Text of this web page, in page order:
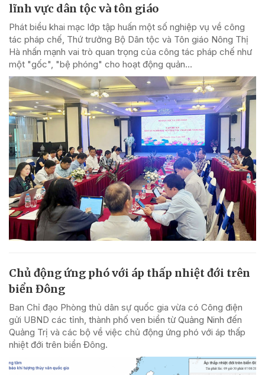
lĩnh vực dân tộc và tôn giáo
Phát biểu khai mạc lớp tập huấn một số nghiệp vụ về công
tác pháp chế, Thứ trưởng Bộ Dân tộc và Tôn giáo Nông Thị
Hà nhấn mạnh vai trò quan trọng của công tác pháp chế như
một "gốc", "bệ phóng" cho hoạt động quản...
Chủ động ứng phó với áp thấp nhiệt đới trên
biển Đông
Ban Chỉ đạo Phòng thủ dân sự quốc gia vừa có Công điện
gửi UBND các tỉnh, thành phố ven biển từ Quảng Ninh đến
Quảng Trị và các bộ về việc chủ động ứng phó với áp thấp
nhiệt đới trên biển Đông.